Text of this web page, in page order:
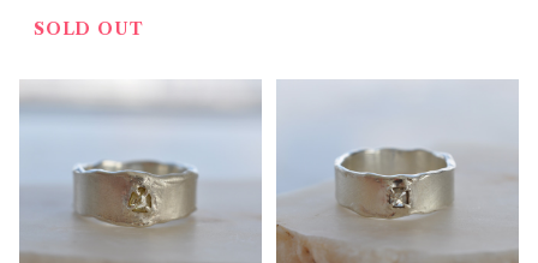
SOLD OUT